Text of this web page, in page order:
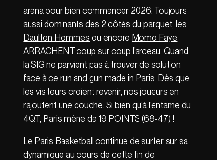
arena pour bien commencer 2026. Toujours
aussi dominants des 2 côtés du parquet, les
Daulton Hommes ou encore Momo Faye
ARRACHENT coup sur coup l’arceau. Quand
la SIG ne parvient pas à trouver de solution
face à ce run and gun made in Paris. Dès que
les visiteurs croient revenir, nos joueurs en
rajoutent une couche. Si bien qu’à l’entame du
4QT, Paris mène de 19 POINTS (68-47) !
Le Paris Basketball continue de surfer sur sa
dynamique au cours de cette fin de